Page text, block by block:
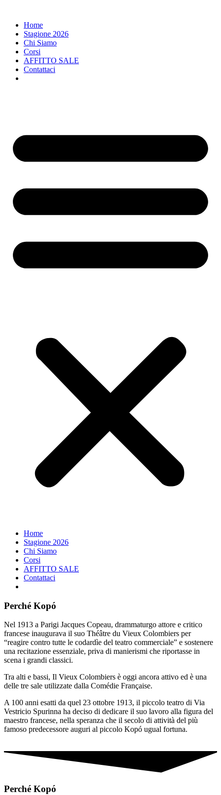
Home
Stagione 2026
Chi Siamo
Corsi
AFFITTO SALE
Contattaci
Home
Stagione 2026
Chi Siamo
Corsi
AFFITTO SALE
Contattaci
Perché Kopó
Nel 1913 a Parigi Jacques Copeau, drammaturgo attore e critico
francese inaugurava il suo Théâtre du Vieux Colombiers per
“reagire contro tutte le codardìe del teatro commerciale” e sostenere
una recitazione essenziale, priva di manierismi che riportasse in
scena i grandi classici.
Tra alti e bassi, Il Vieux Colombiers è oggi ancora attivo ed è una
delle tre sale utilizzate dalla Comédie Française.
A 100 anni esatti da quel 23 ottobre 1913, il piccolo teatro di Via
Vestricio Spurinna ha deciso di dedicare il suo lavoro alla figura del
maestro francese, nella speranza che il secolo di attività del più
famoso predecessore auguri al piccolo Kopó ugual fortuna.
Perché Kopó